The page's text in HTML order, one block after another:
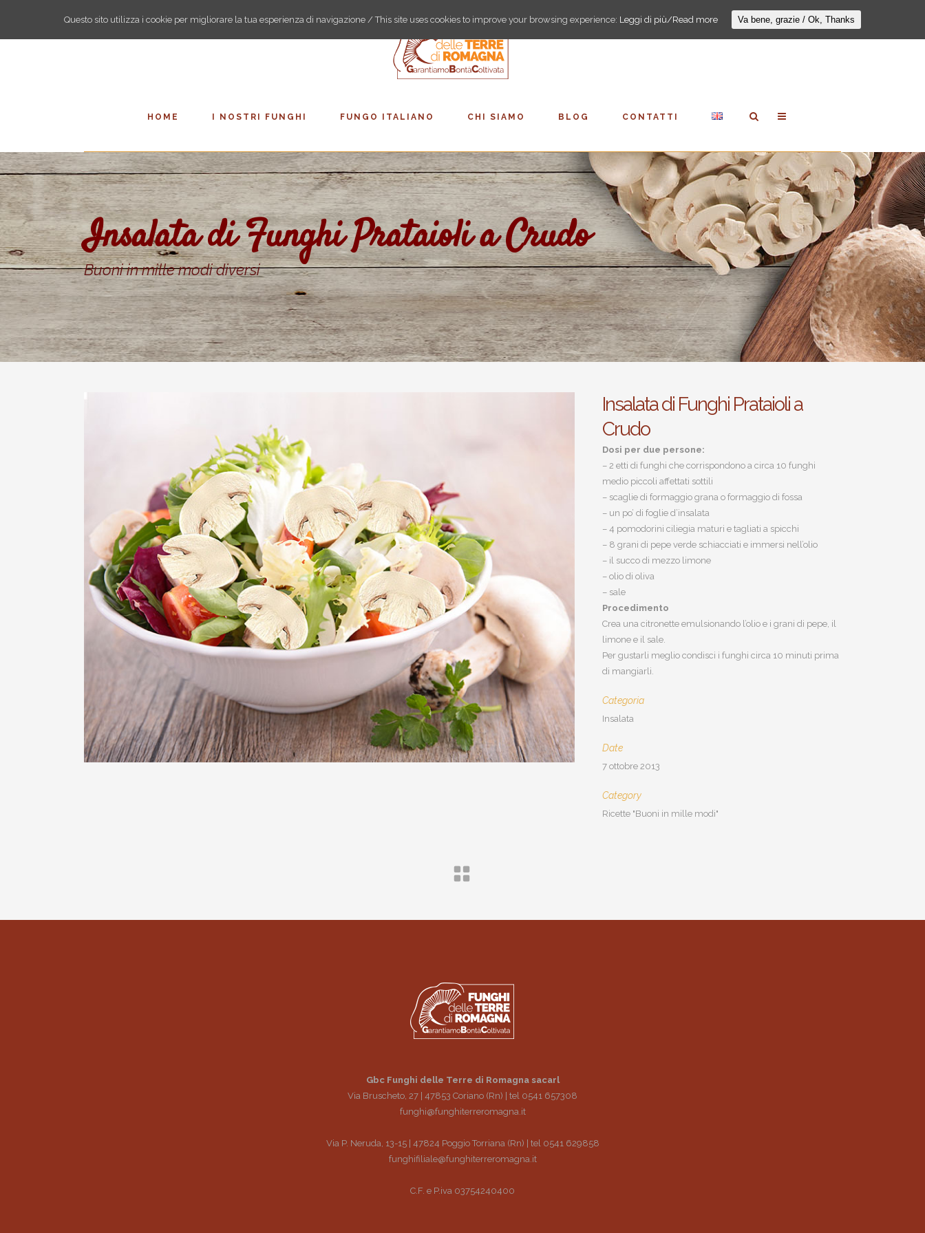
HOME I NOSTRI FUNGHI FUNGO ITALIANO CHI SIAMO BLOG CONTATTI
Insalata di Funghi Prataioli a Crudo
Buoni in mille modi diversi
Insalata di Funghi Prataioli a
Crudo
Dosi per due persone:
– 2 etti di funghi che corrispondono a circa 10 funghi
medio piccoli affettati sottili
– scaglie di formaggio grana o formaggio di fossa
– un po’ di foglie d’insalata
– 4 pomodorini ciliegia maturi e tagliati a spicchi
– 8 grani di pepe verde schiacciati e immersi nell’olio
– il succo di mezzo limone
– olio di oliva
– sale
Procedimento
Crea una citronette emulsionando l’olio e i grani di pepe, il
limone e il sale.
Per gustarli meglio condisci i funghi circa 10 minuti prima
di mangiarli.
Categoria
Insalata
Date
7 ottobre 2013
Category
Ricette "Buoni in mille modi"
Gbc Funghi delle Terre di Romagna sacarl
Via Bruscheto, 27 | 47853 Coriano (Rn) | tel 0541 657308
funghi@funghiterreromagna.it
Via P. Neruda, 13-15 | 47824 Poggio Torriana (Rn) | tel 0541 629858
funghifiliale@funghiterreromagna.it
C.F. e P.iva 03754240400
Questo sito utilizza i cookie per migliorare la tua esperienza di navigazione / This site uses cookies to improve your browsing experience: Leggi di più/Read more Va bene, grazie / Ok, Thanks